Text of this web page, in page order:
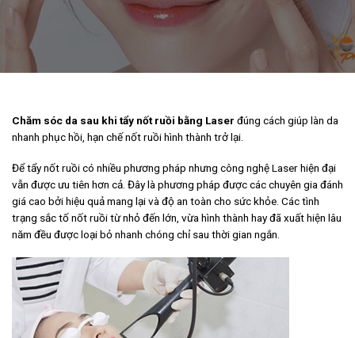
Chăm sóc da sau khi tẩy nốt ruồi bằng Laser đúng cách giúp làn da
nhanh phục hồi, hạn chế nốt ruồi hình thành trở lại.
Để tẩy nốt ruồi có nhiều phương pháp nhưng công nghệ Laser hiện đại
vẫn được ưu tiên hơn cả. Đây là phương pháp được các chuyên gia đánh
giá cao bởi hiệu quả mang lại và độ an toàn cho sức khỏe. Các tình
trạng sắc tố nốt ruồi từ nhỏ đến lớn, vừa hình thành hay đã xuất hiện lâu
năm đều được loại bỏ nhanh chóng chỉ sau thời gian ngắn.